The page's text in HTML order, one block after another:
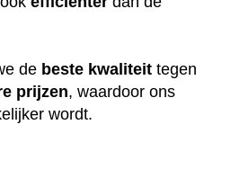
de beste kwaliteit tegen
prijzen, waardoor ons
wordt.